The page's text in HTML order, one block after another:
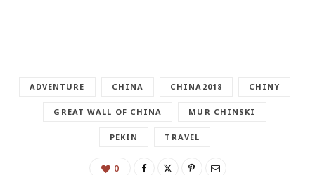
ADVENTURE CHINA CHINA2018 CHINY
GREAT WALL OF CHINA MUR CHINSKI
PEKIN TRAVEL
0